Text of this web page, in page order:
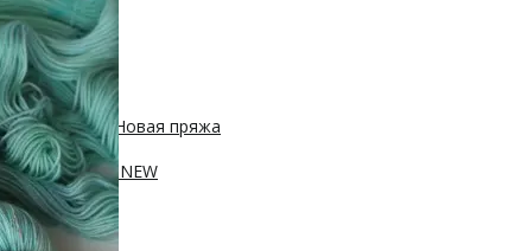
400м/100гНовая пряжа
250м/100г
420м/100гNEW
20% нейлон
100г